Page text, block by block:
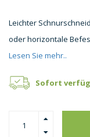
Leichter
oder horizontale
Lesen Sie mehr..
Sofort